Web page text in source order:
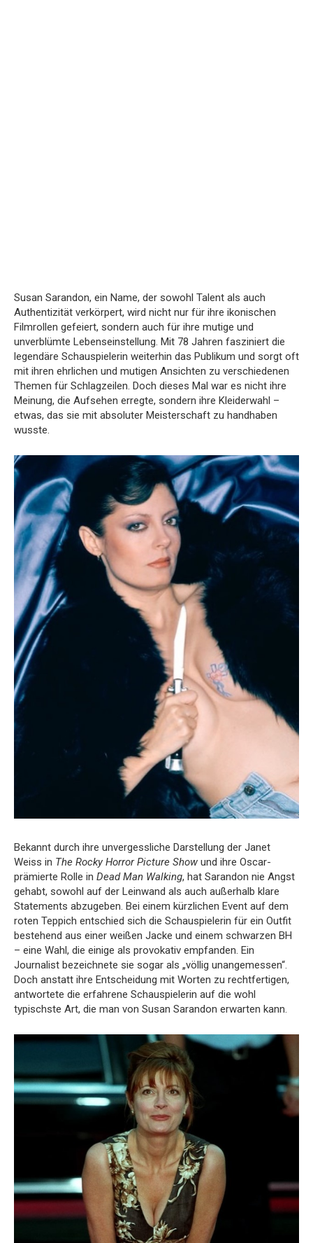
Susan Sarandon, ein Name, der sowohl Talent als auch
Authentizität verkörpert, wird nicht nur für ihre ikonischen
Filmrollen gefeiert, sondern auch für ihre mutige und
unverblümte Lebenseinstellung. Mit 78 Jahren fasziniert die
legendäre Schauspielerin weiterhin das Publikum und sorgt oft
mit ihren ehrlichen und mutigen Ansichten zu verschiedenen
Themen für Schlagzeilen. Doch dieses Mal war es nicht ihre
Meinung, die Aufsehen erregte, sondern ihre Kleiderwahl –
etwas, das sie mit absoluter Meisterschaft zu handhaben
wusste.
Bekannt durch ihre unvergessliche Darstellung der Janet
Weiss in The Rocky Horror Picture Show und ihre Oscar-
prämierte Rolle in Dead Man Walking, hat Sarandon nie Angst
gehabt, sowohl auf der Leinwand als auch außerhalb klare
Statements abzugeben. Bei einem kürzlichen Event auf dem
roten Teppich entschied sich die Schauspielerin für ein Outfit
bestehend aus einer weißen Jacke und einem schwarzen BH
– eine Wahl, die einige als provokativ empfanden. Ein
Journalist bezeichnete sie sogar als „völlig unangemessen“.
Doch anstatt ihre Entscheidung mit Worten zu rechtfertigen,
antwortete die erfahrene Schauspielerin auf die wohl
typischste Art, die man von Susan Sarandon erwarten kann.